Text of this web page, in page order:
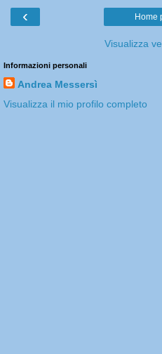
‹ Home
Visualizza
Informazioni personali
Andrea Messersì
Visualizza il mio profilo completo